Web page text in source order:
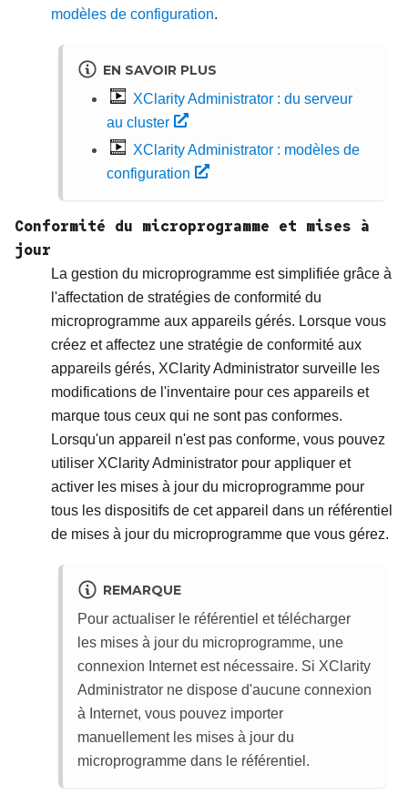
modèles de configuration.
EN SAVOIR PLUS
XClarity Administrator : du serveur
au cluster
XClarity Administrator : modèles de
configuration
Conformité du microprogramme et mises à
jour
La gestion du microprogramme est simplifiée grâce à
l'affectation de stratégies de conformité du
microprogramme aux appareils gérés. Lorsque vous
créez et affectez une stratégie de conformité aux
appareils gérés, XClarity Administrator surveille les
modifications de l'inventaire pour ces appareils et
marque tous ceux qui ne sont pas conformes.
Lorsqu'un appareil n'est pas conforme, vous pouvez
utiliser XClarity Administrator pour appliquer et
activer les mises à jour du microprogramme pour
tous les dispositifs de cet appareil dans un référentiel
de mises à jour du microprogramme que vous gérez.
REMARQUE
Pour actualiser le référentiel et télécharger
les mises à jour du microprogramme, une
connexion Internet est nécessaire. Si XClarity
Administrator ne dispose d'aucune connexion
à Internet, vous pouvez importer
manuellement les mises à jour du
microprogramme dans le référentiel.